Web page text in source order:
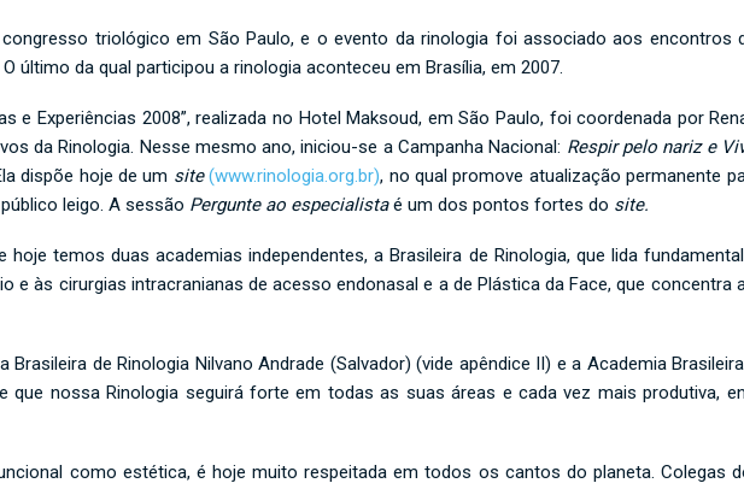
triológico em São Paulo, e o evento da rinologia foi associado aos encontros
último da qual participou a rinologia aconteceu em Brasília, em 2007.
e Experiências 2008”, realizada no Hotel Maksoud, em São Paulo, foi coordenada por
da Rinologia. Nesse mesmo ano, iniciou-se a Campanha Nacional: Respirpelo nariz e
dispõe hoje de um site(www.rinologia.org.br), no qual promove atualização permanente
leigo. A sessão Pergunte ao especialistaé um dos pontos fortes do site.
hoje temos duas academias independentes, a Brasileira de Rinologia, que lida
e às cirurgias intracranianas de acesso endonasal e a de Plástica da Face, que
Brasileira de Rinologia Nilvano Andrade (Salvador) (vide apêndice II) e a Academia
que nossa Rinologia seguirá forte em todas as suas áreas e cada vez mais produtiva,
como estética, é hoje muito respeitada em todos os cantos do planeta. Colegas